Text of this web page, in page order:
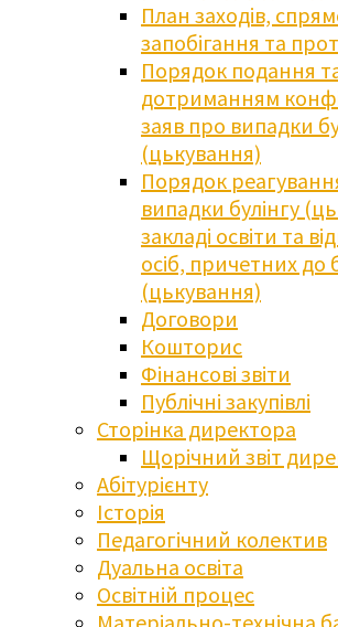
План заходів,
запобігання та
Порядок подання
дотриманням
заяв про випадки
(цькування)
Порядок
випадки булінгу
закладі освіти та
осіб, причетних до
(цькування)
Договори
Кошторис
Фінансові звіти
Публічні закупівлі
Сторінка директора
Щорічний звіт
Абітурієнту
Історія
Педагогічний колектив
Дуальна освіта
Освітній процес